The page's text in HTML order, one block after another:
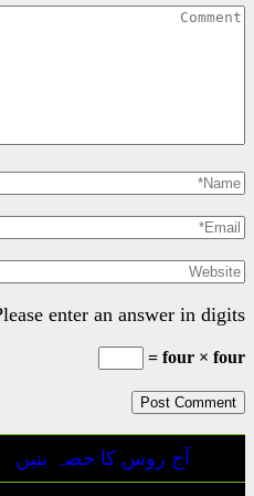
enter an answer in digits:
four × four =
آج روس کا حصہ بنیں